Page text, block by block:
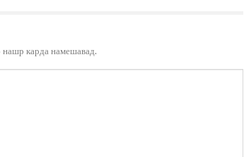
карда намешавад.